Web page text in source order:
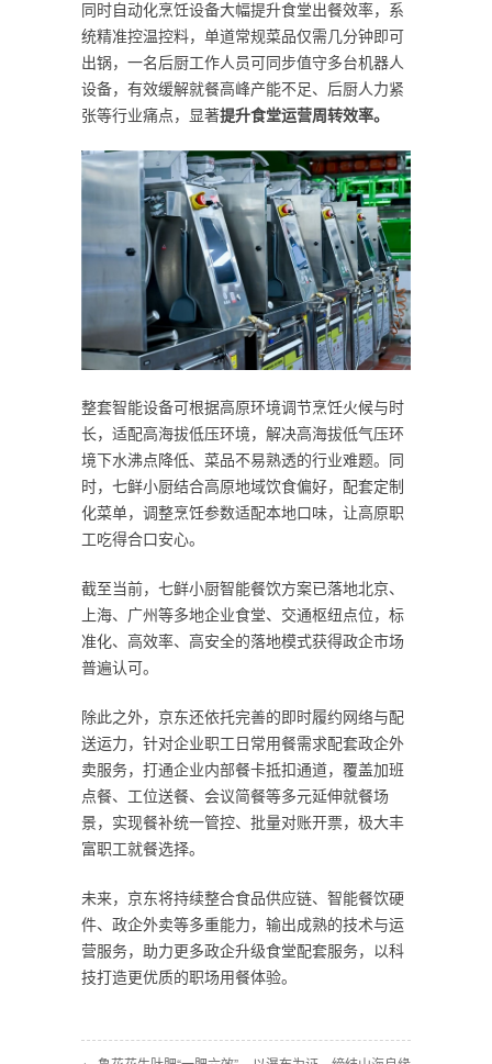
同时自动化烹饪设备大幅提升食堂出餐效率，系
统精准控温控料，单道常规菜品仅需几分钟即可
出锅，一名后厨工作人员可同步值守多台机器人
设备，有效缓解就餐高峰产能不足、后厨人力紧
张等行业痛点，显著提升食堂运营周转效率。
整套智能设备可根据高原环境调节烹饪火候与时
长，适配高海拔低压环境，解决高海拔低气压环
境下水沸点降低、菜品不易熟透的行业难题。同
时，七鲜小厨结合高原地域饮食偏好，配套定制
化菜单，调整烹饪参数适配本地口味，让高原职
工吃得合口安心。
截至当前，七鲜小厨智能餐饮方案已落地北京、
上海、广州等多地企业食堂、交通枢纽点位，标
准化、高效率、高安全的落地模式获得政企市场
普遍认可。
除此之外，京东还依托完善的即时履约网络与配
送运力，针对企业职工日常用餐需求配套政企外
卖服务，打通企业内部餐卡抵扣通道，覆盖加班
点餐、工位送餐、会议简餐等多元延伸就餐场
景，实现餐补统一管控、批量对账开票，极大丰
富职工就餐选择。
未来，京东将持续整合食品供应链、智能餐饮硬
件、政企外卖等多重能力，输出成熟的技术与运
营服务，助力更多政企升级食堂配套服务，以科
技打造更优质的职场用餐体验。